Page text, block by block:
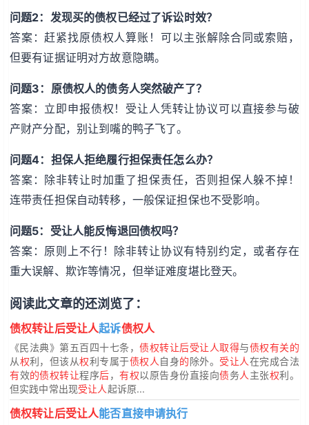
问题2：发现买的债权已经过了诉讼时效？
答案：赶紧找原债权人算账！可以主张解除合同或索赔，
但要有证据证明对方故意隐瞒。
问题3：原债权人的债务人突然破产了？
答案：立即申报债权！受让人凭转让协议可以直接参与破
产财产分配，别让到嘴的鸭子飞了。
问题4：担保人拒绝履行担保责任怎么办？
答案：除非转让时加重了担保责任，否则担保人躲不掉！
连带责任担保自动转移，一般保证担保也不受影响。
问题5：受让人能反悔退回债权吗？
答案：原则上不行！除非转让协议有特别约定，或者存在
重大误解、欺诈等情况，但举证难度堪比登天。
阅读此文章的还浏览了：
债权转让后受让人起诉债权人
《民法典》第五百四十七条，债权转让后受让人取得与债权有关的
从权利，但该从权利专属于债权人 自身的除外。 受让人在完成合法
有效的债权转让程序后，有权以原告身份直接向债务人 主张权利。
但实践中常出现受让人起诉原...
债权转让后受让人能否直接申请执行